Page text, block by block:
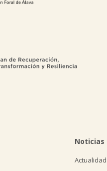
Noticias
Actualidad